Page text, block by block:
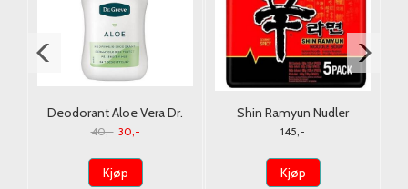
Deodorant Aloe Vera Dr.
Greve 50ml.
40,- 30,-
Kjøp
Shin Ramyun Nudler
Nongshim 5x120g.
145,-
Kjøp